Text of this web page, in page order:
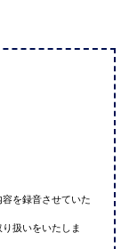
を録音させていた
扱いをいたしま